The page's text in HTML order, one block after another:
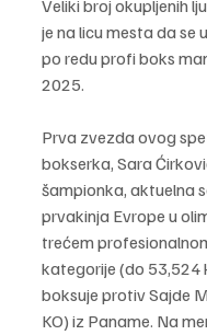
Veliki broj okupljenih
je na licu mesta da se
po redu profi boks
2025.
Prva zvezda ovog
bokserka, Sara
šampionka, aktuelna
prvakinja Evrope u
trećem
kategorije (do 53,524
boksuje protiv Sajde
KO) iz Paname. Na